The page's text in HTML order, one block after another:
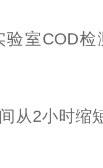
室COD
从2小时缩